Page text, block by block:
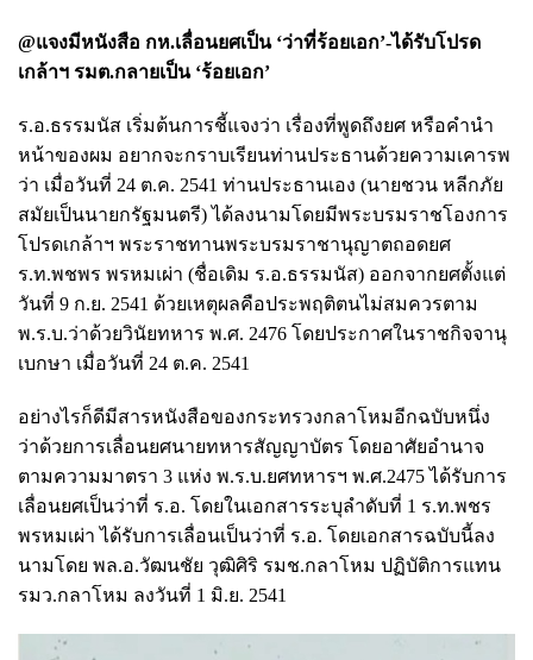
@แจงมีหนังสือ กห.เลื่อนยศเป็น ‘ว่าที่ร้อยเอก’-ได้รับโปรด
เกล้าฯ รมต.กลายเป็น ‘ร้อยเอก’
ร.อ.ธรรมนัส เริ่มต้นการชี้แจงว่า เรื่องที่พูดถึงยศ หรือคำนำ
หน้าของผม อยากจะกราบเรียนท่านประธานด้วยความเคารพ
ว่า เมื่อวันที่ 24 ต.ค. 2541 ท่านประธานเอง (นายชวน หลีกภัย
สมัยเป็นนายกรัฐมนตรี) ได้ลงนามโดยมีพระบรมราชโองการ
โปรดเกล้าฯ พระราชทานพระบรมราชานุญาตถอดยศ
ร.ท.พชพร พรหมเผ่า (ชื่อเดิม ร.อ.ธรรมนัส) ออกจากยศตั้งแต่
วันที่ 9 ก.ย. 2541 ด้วยเหตุผลคือประพฤติตนไม่สมควรตาม
พ.ร.บ.ว่าด้วยวินัยทหาร พ.ศ. 2476 โดยประกาศในราชกิจจานุ
เบกษา เมื่อวันที่ 24 ต.ค. 2541
อย่างไรก็ดีมีสารหนังสือของกระทรวงกลาโหมอีกฉบับหนึ่ง
ว่าด้วยการเลื่อนยศนายทหารสัญญาบัตร โดยอาศัยอำนาจ
ตามความมาตรา 3 แห่ง พ.ร.บ.ยศทหารฯ พ.ศ.2475 ได้รับการ
เลื่อนยศเป็นว่าที่ ร.อ. โดยในเอกสารระบุลำดับที่ 1 ร.ท.พชร
พรหมเผ่า ได้รับการเลื่อนเป็นว่าที่ ร.อ. โดยเอกสารฉบับนี้ลง
นามโดย พล.อ.วัฒนชัย วุฒิศิริ รมช.กลาโหม ปฏิบัติการแทน
รมว.กลาโหม ลงวันที่ 1 มิ.ย. 2541